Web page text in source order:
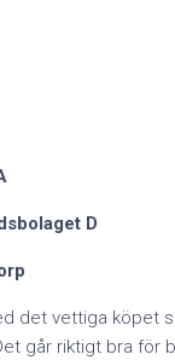
D
det vettiga köpet
går riktigt bra för